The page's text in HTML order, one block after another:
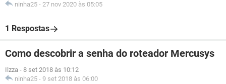
ninha25 - 27 nov 2020 às 05:05
1 Respostas
Como descobrir a senha do roteador Mercusys
Ilzza - 8 set 2018 às 10:12
ninha25 - 9 set 2018 às 06:00